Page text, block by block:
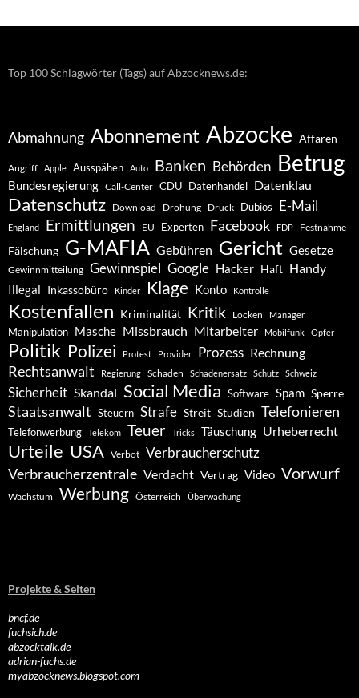
Top 100 Schlagwörter (Tags) auf Abzocknews.de:
Abmahnung Abonnement Abzocke Affären
Angriff Apple Ausspähen Auto Banken Behörden Betrug
Bundesregierung Call-Center CDU Datenhandel Datenklau
Datenschutz Download Drohung Druck Dubios E-Mail
England Ermittlungen EU Experten Facebook FDP Festnahme
Fälschung G-MAFIA Gebühren Gericht Gesetze
Gewinnmitteilung Gewinnspiel Google Hacker Haft Handy
Illegal Inkassobüro Kinder Klage Konto Kontrolle
Kostenfallen Kriminalität Kritik Locken Manager
Manipulation Masche Missbrauch Mitarbeiter Mobilfunk Opfer
Politik Polizei Protest Provider Prozess Rechnung
Rechtsanwalt Regierung Schaden Schadenersatz Schutz Schweiz
Sicherheit Skandal Social Media Software Spam Sperre
Staatsanwalt Steuern Strafe Streit Studien Telefonieren
Telefonwerbung Telekom Teuer Tricks Täuschung Urheberrecht
Urteile USA Verbot Verbraucherschutz
Verbraucherzentrale Verdacht Vertrag Video Vorwurf
Wachstum Werbung Österreich Überwachung
Projekte & Seiten
bncf.de
fuchsich.de
abzocktalk.de
adrian-fuchs.de
myabzocknews.blogspot.com